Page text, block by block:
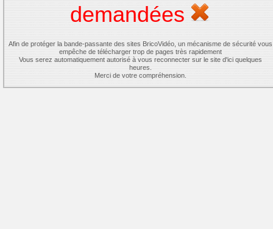
demandées
Afin de protéger la bande-passante des sites BricoVidéo, un mécanisme de sécurité vous
empêche de télécharger trop de pages très rapidement
Vous serez automatiquement autorisé à vous reconnecter sur le site d'ici quelques
heures.
Merci de votre compréhension.